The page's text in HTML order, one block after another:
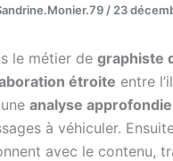
/ 23
le métier de graphiste
étroite entre
analyse approfondie
à véhiculer.
avec le contenu,